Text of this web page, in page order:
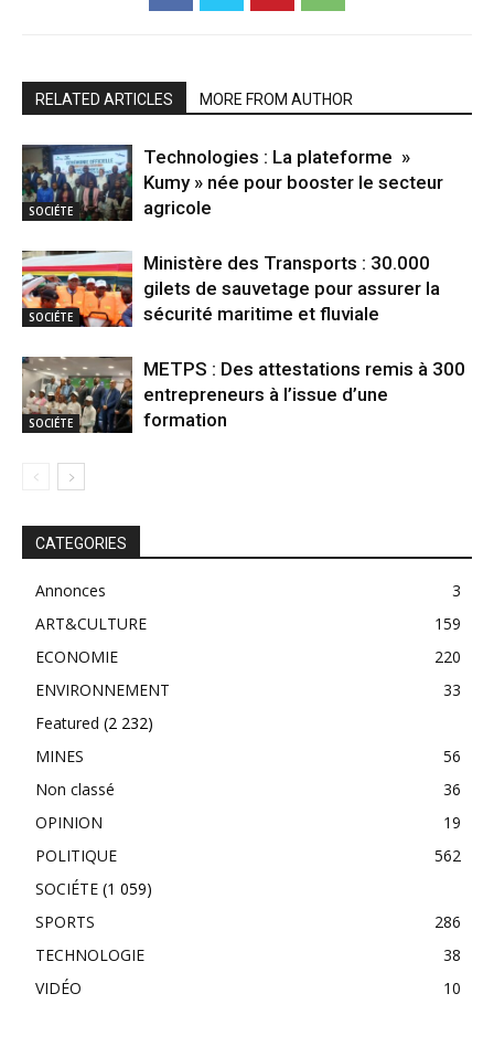
RELATED ARTICLES MORE FROM AUTHOR
SOCIÉTE
Technologies : La plateforme »
Kumy » née pour booster le secteur
agricole
SOCIÉTE
Ministère des Transports : 30.000
gilets de sauvetage pour assurer la
sécurité maritime et fluviale
SOCIÉTE
METPS : Des attestations remis à 300
entrepreneurs à l’issue d’une
formation
CATEGORIES
Annonces
3
ART&CULTURE
159
ECONOMIE
220
ENVIRONNEMENT
33
Featured (2 232)
MINES
56
Non classé
36
OPINION
19
POLITIQUE
562
SOCIÉTE (1 059)
SPORTS
286
TECHNOLOGIE
38
VIDÉO
10